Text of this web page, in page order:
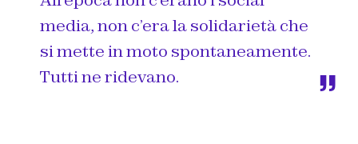
media, non c’era la solidarietà che
si mette in moto spontaneamente.
Tutti ne ridevano.